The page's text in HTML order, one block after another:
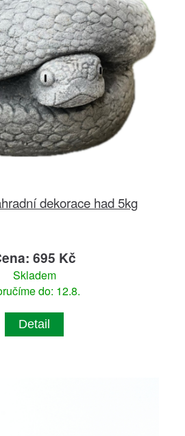
dekorace had 5kg
695 Kč
Skladem
do: 12.8.
Detail